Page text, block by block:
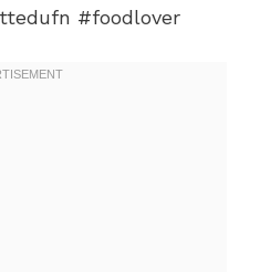
#foodlover